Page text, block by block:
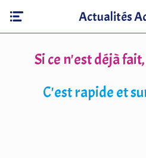
Actualités
Si ce n'est déjà
C'est rapide et